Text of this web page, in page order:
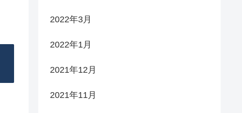
2022年3月
2022年1月
2021年12月
2021年11月